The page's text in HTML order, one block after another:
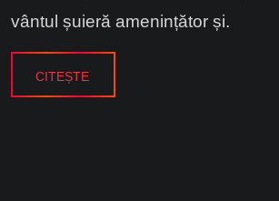
vântul șuieră amenințător și.
CITEȘTE